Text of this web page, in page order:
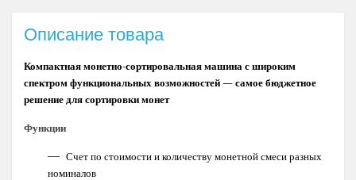
Описание товара
Компактная монетно-сортировальная машина с широким
спектром функциональных возможностей — самое бюджетное
решение для сортировки монет
Функции
Счет по стоимости и количеству монетной смеси разных
номиналов